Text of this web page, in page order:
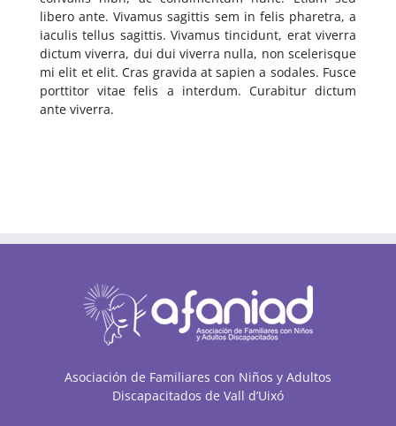
libero ante. Vivamus sagittis sem in felis pharetra, a
iaculis tellus sagittis. Vivamus tincidunt, erat viverra
dictum viverra, dui dui viverra nulla, non scelerisque
mi elit et elit. Cras gravida at sapien a sodales. Fusce
porttitor vitae felis a interdum. Curabitur dictum
ante viverra.
Asociación de Familiares con Niños y Adultos
Discapacitados de Vall d’Uixó